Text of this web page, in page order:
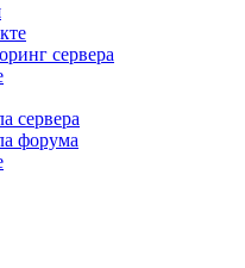
сервера
сервера
форума